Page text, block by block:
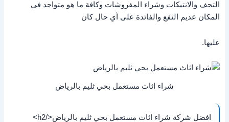
التحف والانتيكات وشراء المفروشات وكافة ما هو متواجد في
المكان عديم النفع والفائدة على أي حال كان
عليها.
شراء اثاث مستعمل بحي ثليم بالرياض
افضل شركة شراء اثاث مستعمل بحي ثليم بالرياض</h2>